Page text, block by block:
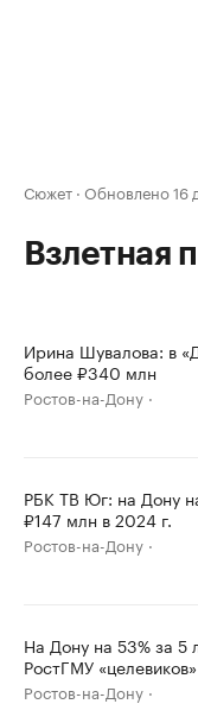
Сюжет · Обновлено 16
Взлетная
Ирина Шувалова: в
более ₽340 млн
Ростов-на-Дону
РБК ТВ Юг: на Дону
₽147 млн в 2024 г.
Ростов-на-Дону
На Дону на 53% за 5
РостГМУ «целевиков»
Ростов-на-Дону